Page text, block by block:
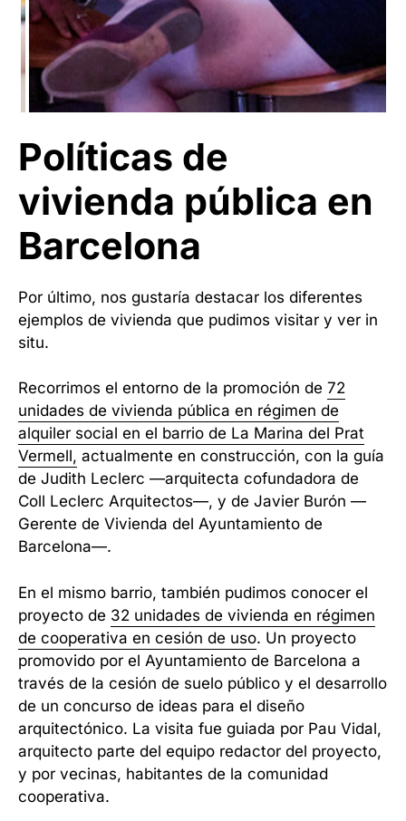
Políticas de
vivienda pública en
Barcelona
Por último, nos gustaría destacar los diferentes
ejemplos de vivienda que pudimos visitar y ver in
situ.
Recorrimos el entorno de la promoción de 72
unidades de vivienda pública en régimen de
alquiler social en el barrio de La Marina del Prat
Vermell, actualmente en construcción, con la guía
de Judith Leclerc —arquitecta cofundadora de
Coll Leclerc Arquitectos—, y de Javier Burón —
Gerente de Vivienda del Ayuntamiento de
Barcelona—.
En el mismo barrio, también pudimos conocer el
proyecto de 32 unidades de vivienda en régimen
de cooperativa en cesión de uso. Un proyecto
promovido por el Ayuntamiento de Barcelona a
través de la cesión de suelo público y el desarrollo
de un concurso de ideas para el diseño
arquitectónico. La visita fue guiada por Pau Vidal,
arquitecto parte del equipo redactor del proyecto,
y por vecinas, habitantes de la comunidad
cooperativa.